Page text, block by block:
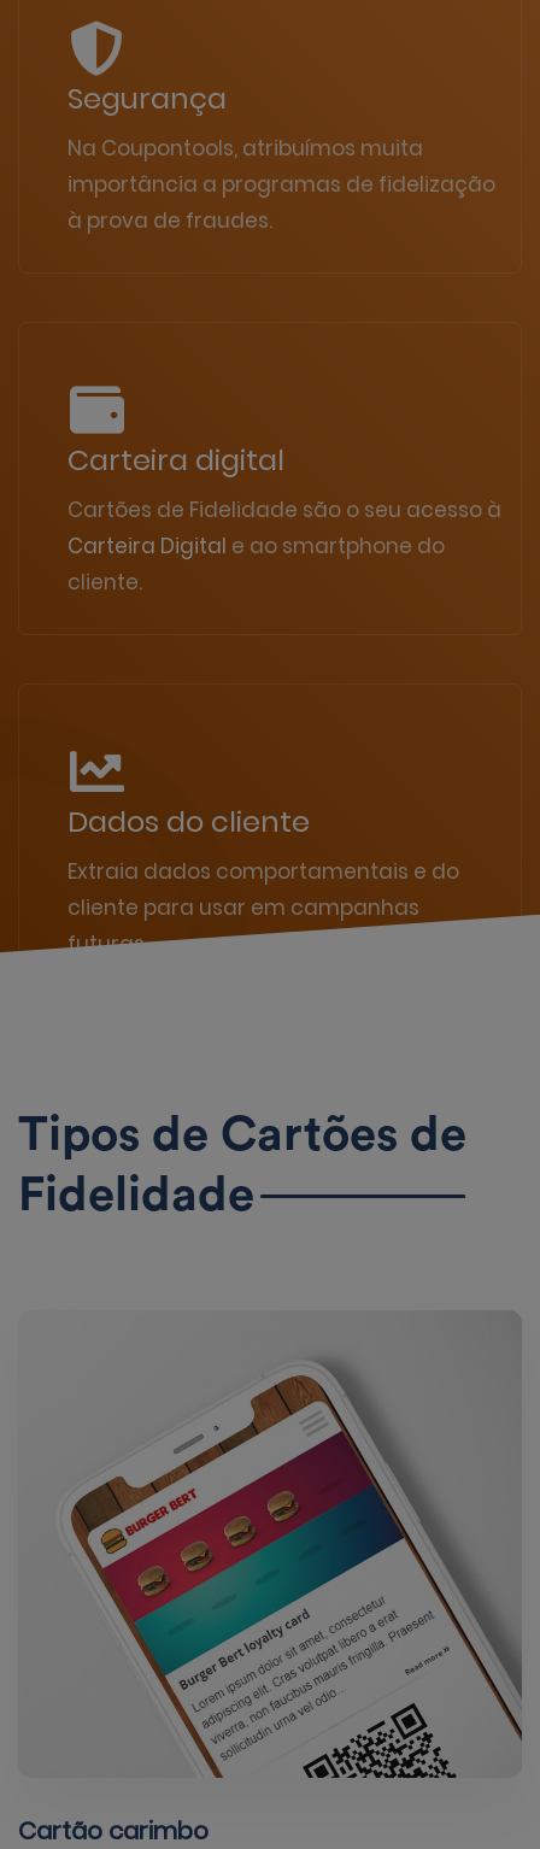
Segurança
Na Coupontools, atribuímos muita
importância a programas de fidelização
à prova de fraudes.
Carteira digital
Cartões de Fidelidade são o seu acesso à
Carteira Digital e ao smartphone do
cliente.
Dados do cliente
Extraia dados comportamentais e do
cliente para usar em campanhas
futuras.
Tipos de Cartões de
Fidelidade
Cartão carimbo